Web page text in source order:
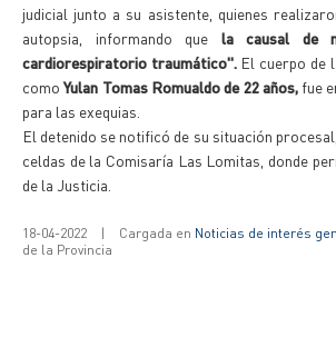
judicial junto a su asistente, quienes
autopsia, informando que la causal de
cardiorespiratorio traumático". El cuerpo de
comoYulan Tomas Romualdo de 22 años, fue
para las exequias.
El detenido se notificó de su situación
celdas de la Comisaría Las Lomitas, donde
de la Justicia.
18-04-2022 | Cargada en Noticias de interés
de la Provincia